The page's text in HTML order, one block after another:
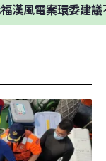
電案環委建議不應